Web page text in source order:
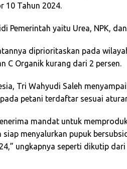
10 Tahun 2024.
Pemerintah yaitu Urea, NPK,
diprioritaskan pada
C Organik kurang dari 2 persen.
Tri Wahyudi Saleh
petani terdaftar sesuai
mandat untuk
siap menyalurkan pupuk
ungkapnya seperti dikutip